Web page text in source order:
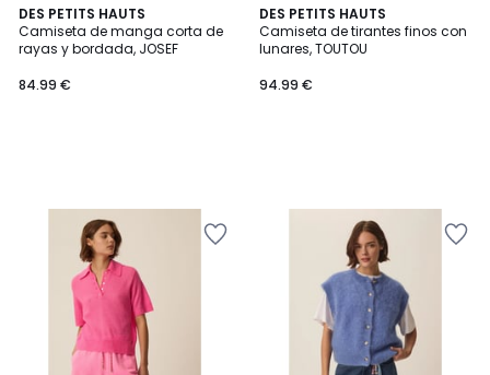
DES PETITS HAUTS
Camiseta de manga corta de
rayas y bordada, JOSEF
84.99 €
DES PETITS HAUTS
Camiseta de tirantes finos con
lunares, TOUTOU
94.99 €